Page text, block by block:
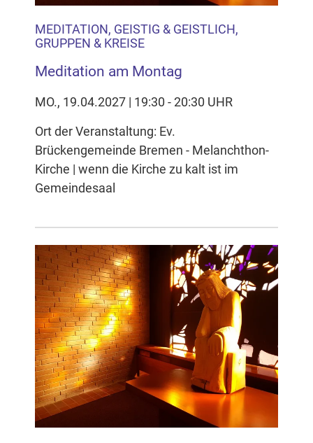
MEDITATION, GEISTIG & GEISTLICH,
GRUPPEN & KREISE
Meditation am Montag
MO., 19.04.2027 | 19:30 - 20:30 UHR
Ort der Veranstaltung: Ev.
Brückengemeinde Bremen - Melanchthon-
Kirche | wenn die Kirche zu kalt ist im
Gemeindesaal